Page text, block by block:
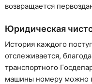
возвращается
Юридическая
История каждого
отслеживается,
транспортного
машины номеру можно